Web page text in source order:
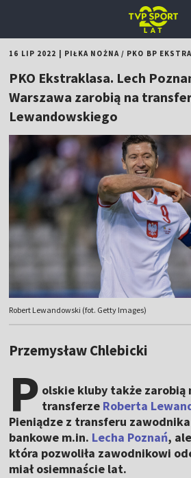
16 LIP 2022 PIŁKA NOŻNA/ PKO BP
PKO Ekstraklasa. Lech
Warszawa zarobią na
Lewandowskiego
Robert Lewandowski (fot. Getty Images)
Przemysław Chlebicki
P olskie kluby także zarobią
transferze Roberta
Pieniądze z transferu
bankowe m.in. Lecha Poznań,
która pozwoliła zawodnikowi
miał osiemnaście lat.